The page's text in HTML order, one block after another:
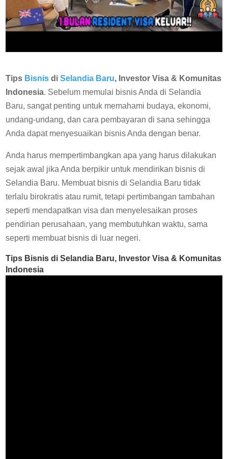
Tips Bisnis diSelandia Baru, Investor Visa & Komunitas
Indonesia. Sebelum memulai bisnis Anda di Selandia
Baru, sangat penting untuk memahami budaya, ekonomi,
undang-undang, dan cara pembayaran di sana sehingga
Anda dapat menyesuaikan bisnis Anda dengan benar.
Anda harus mempertimbangkan apa yang harus dilakukan
sejak awal jika Anda berpikir untuk mendirikan bisnis di
Selandia Baru. Membuat bisnis di Selandia Baru tidak
terlalu birokratis atau rumit, tetapi pertimbangan tambahan
seperti mendapatkan visa dan menyelesaikan proses
pendirian perusahaan, yang membutuhkan waktu, sama
seperti membuat bisnis di luar negeri.
Tips Bisnis diSelandia Baru, Investor Visa & Komunitas
Indonesia